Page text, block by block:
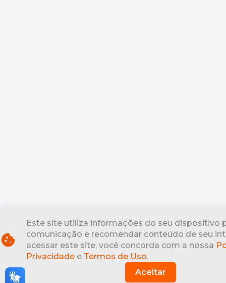
cookie
Este site utiliza informações do seu dispositivo
comunicação e recomendar conteúdo de seu
acessar este site, você concorda com a nossa
Privacidadee Termos de Uso.
Aceitar